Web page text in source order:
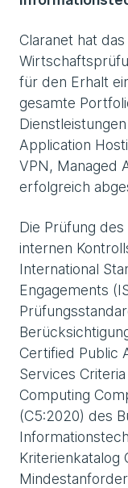
Claranet hat
für den Erhalt
gesamte
Application
VPN, Managed
erfolgreich
Die Prüfung
internen
International
Engagements
Certified Public
Services
Computing
(C5:2020) des
Kriterienkatalog